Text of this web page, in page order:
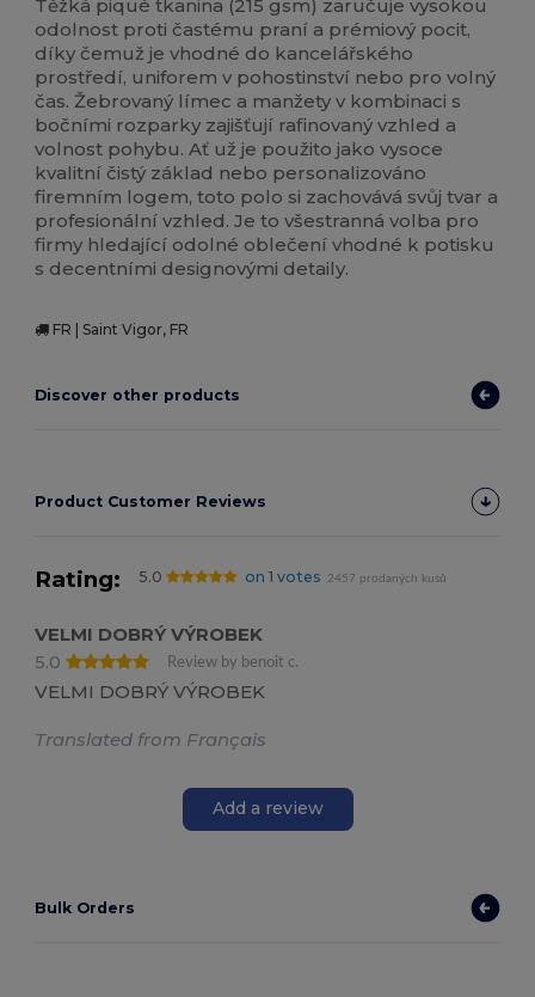
Těžká piqué tkanina (215 gsm) zaručuje vysokou
odolnost proti častému praní a prémiový pocit,
díky čemuž je vhodné do kancelářského
prostředí, uniforem v pohostinství nebo pro volný
čas. Žebrovaný límec a manžety v kombinaci s
bočními rozparky zajišťují rafinovaný vzhled a
volnost pohybu. Ať už je použito jako vysoce
kvalitní čistý základ nebo personalizováno
firemním logem, toto polo si zachovává svůj tvar a
profesionální vzhled. Je to všestranná volba pro
firmy hledající odolné oblečení vhodné k potisku
s decentními designovými detaily.
FR | Saint Vigor, FR
Discover other products
Product Customer Reviews
Rating: 5.0 on 1 votes 2457 prodaných kusů
VELMI DOBRÝ VÝROBEK
5.0
Review by benoit c.
VELMI DOBRÝ VÝROBEK
Translated from Français
Add a review
Bulk Orders